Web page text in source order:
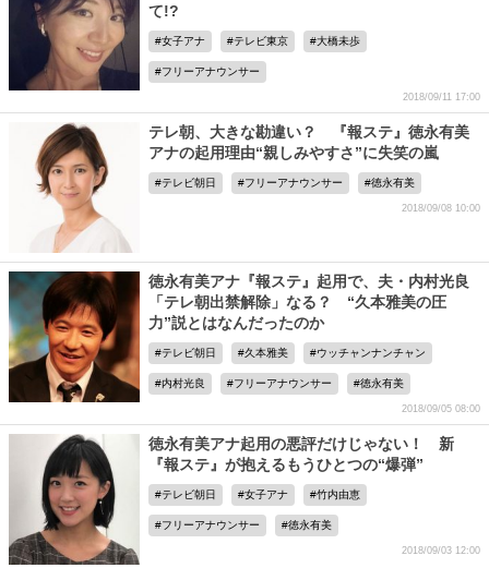
て!?
女子アナ テレビ東京 大橋未歩
フリーアナウンサー
2018/09/11 17:00
テレ朝、大きな勘違い？ 『報ステ』徳永有美
アナの起用理由“親しみやすさ”に失笑の嵐
テレビ朝日 フリーアナウンサー 徳永有美
2018/09/08 10:00
徳永有美アナ『報ステ』起用で、夫・内村光良
「テレ朝出禁解除」なる？ “久本雅美の圧
力”説とはなんだったのか
テレビ朝日 久本雅美 ウッチャンナンチャン
内村光良 フリーアナウンサー 徳永有美
2018/09/05 08:00
徳永有美アナ起用の悪評だけじゃない！ 新
『報ステ』が抱えるもうひとつの“爆弾”
テレビ朝日 女子アナ 竹内由恵
フリーアナウンサー 徳永有美
2018/09/03 12:00